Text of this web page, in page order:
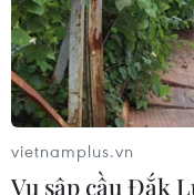
Mỹ: Thuốc thử
dài thời gian sống
ung thư tụy
02/06/2026 00:35
vietnamplus.vn
Vụ sập cầu Đắk